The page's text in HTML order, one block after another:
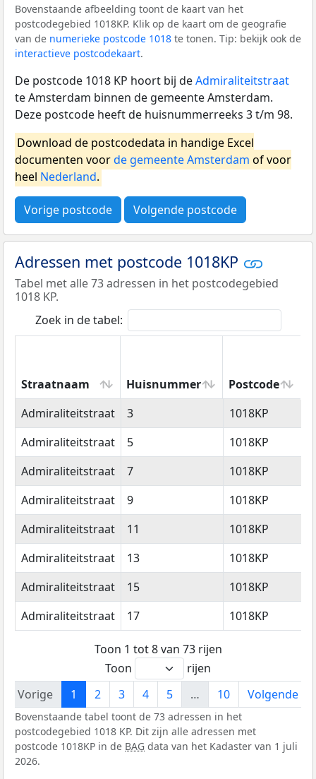
Bovenstaande afbeelding toont de kaart van het
postcodegebied 1018KP. Klik op de kaart om de geografie
van de numerieke postcode 1018 te tonen. Tip: bekijk ook de
interactieve postcodekaart.
De postcode 1018 KP hoort bij deAdmiraliteitstraat
te Amsterdam binnen de gemeente Amsterdam.
Deze postcode heeft de huisnummerreeks 3 t/m 98.
Download de postcodedata in handige Excel
documenten voorde gemeente Amsterdam of voor
heel Nederland.
Vorige postcode Volgende postcode
Adressen met postcode 1018KP
Tabel met alle 73 adressen in het postcodegebied
1018 KP.
Zoek in de tabel:
Straatnaam Huisnummer Postcode
Straatnaam
Huisnummer Postcode
Admiraliteitstraat 3 1018KP
Admiraliteitstraat
5 1018KP
Admiraliteitstraat
7 1018KP
Admiraliteitstraat
9 1018KP
Admiraliteitstraat
11 1018KP
Admiraliteitstraat
13 1018KP
Admiraliteitstraat
15 1018KP
Admiraliteitstraat
17 1018KP
Toon 1 tot 8 van 73 rijen
Toon
rijen
Vorige
1 2 3 4 5 … 10 Volgende
Bovenstaande tabel toont de 73 adressen in het
postcodegebied 1018 KP. Dit zijn alle adressen met
postcode 1018KP in de BAG data van het Kadaster van 1 juli
2026.